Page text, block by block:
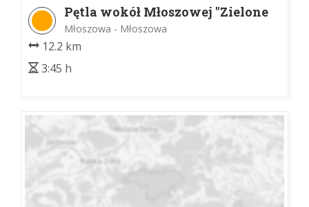
Pętla wokół Młoszowej "Zielone
Perły Trzebini"
Młoszowa - Młoszowa
12.2 km
3:45 h